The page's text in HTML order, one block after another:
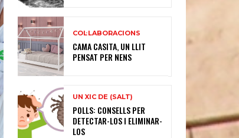
COL·LABORACIONS
CAMA CASITA, UN LLIT
PENSAT PER NENS
UN XIC DE (SALT)
POLLS: CONSELLS PER
DETECTAR-LOS I ELIMINAR-
LOS